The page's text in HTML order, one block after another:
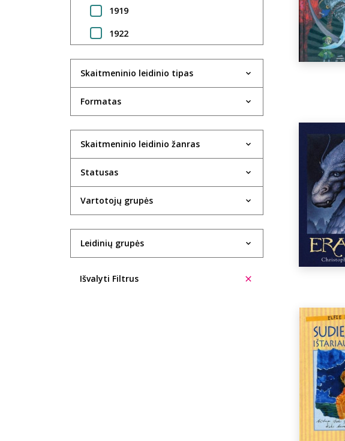
1919
1922
1924
1925
1931
1933
1934
1935
1937
1938
Skaitmeninio leidinio tipas
Formatas
Skaitmeninio leidinio žanras
Statusas
Vartotojų grupės
Leidinių grupės
Išvalyti Filtrus